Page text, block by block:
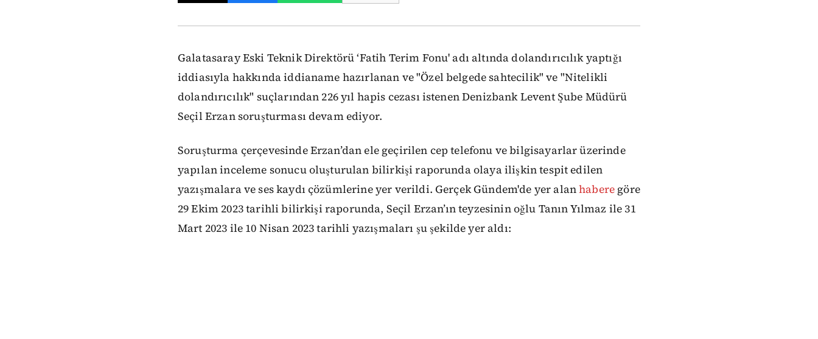
Galatasaray Eski Teknik Direktörü ‘Fatih Terim Fonu' adı altında dolandırıcılık yaptığı
iddiasıyla hakkında iddianame hazırlanan ve "Özel belgede sahtecilik" ve "Nitelikli
dolandırıcılık" suçlarından 226 yıl hapis cezası istenen Denizbank Levent Şube Müdürü
Seçil Erzan soruşturması devam ediyor.
Soruşturma çerçevesinde Erzan’dan ele geçirilen cep telefonu ve bilgisayarlar üzerinde
yapılan inceleme sonucu oluşturulan bilirkişi raporunda olaya ilişkin tespit edilen
yazışmalara ve ses kaydı çözümlerine yer verildi. Gerçek Gündem'de yer alanhabere göre
29 Ekim 2023 tarihli bilirkişi raporunda, Seçil Erzan’ın teyzesinin oğlu Tanın Yılmaz ile 31
Mart 2023 ile 10 Nisan 2023 tarihli yazışmaları şu şekilde yer aldı: